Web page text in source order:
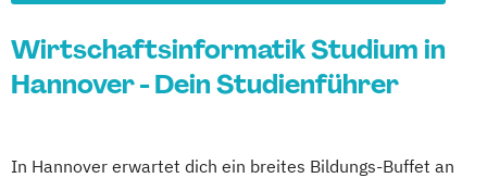
Wirtschaftsinformatik Studium in
Hannover - Dein Studienführer
In Hannover erwartet dich ein breites Bildungs-Buffet an